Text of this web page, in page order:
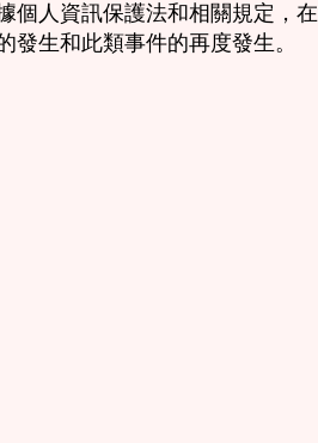
個人資訊保護法和相關規定，在
生和此類事件的再度發生。